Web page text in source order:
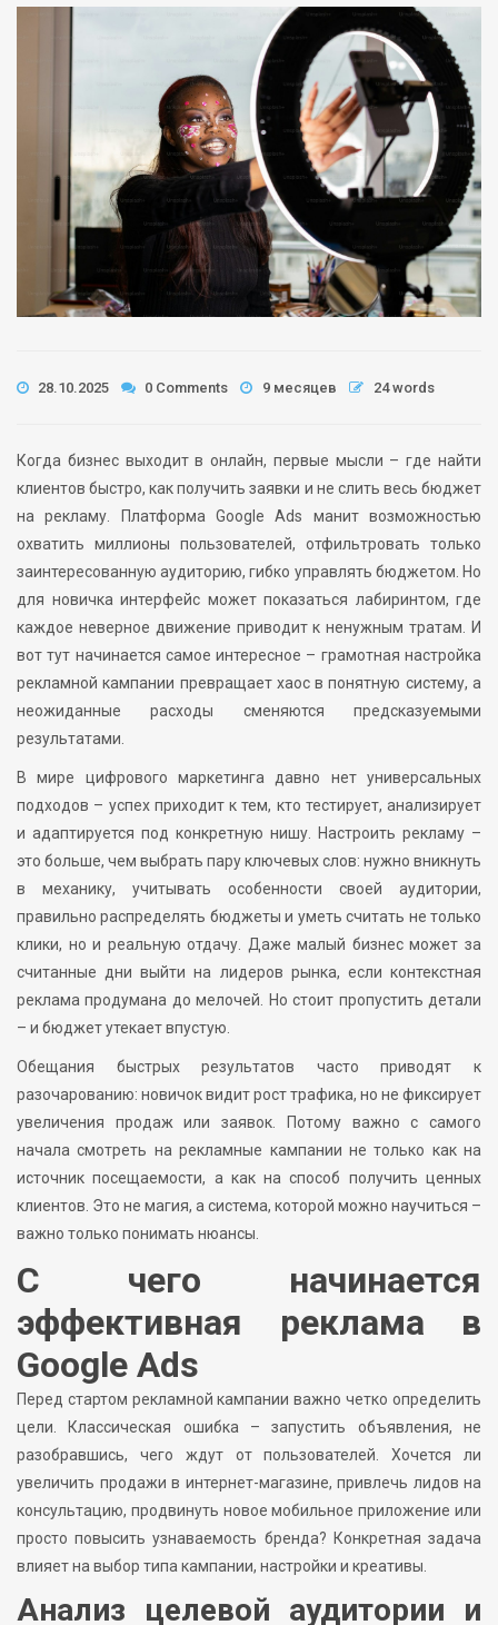
28.10.2025 0 Comments 9 месяцев 24 words
Когда бизнес выходит в онлайн, первые мысли – где найти
клиентов быстро, как получить заявки и не слить весь бюджет
на рекламу. Платформа Google Ads манит возможностью
охватить миллионы пользователей, отфильтровать только
заинтересованную аудиторию, гибко управлять бюджетом. Но
для новичка интерфейс может показаться лабиринтом, где
каждое неверное движение приводит к ненужным тратам. И
вот тут начинается самое интересное – грамотная настройка
рекламной кампании превращает хаос в понятную систему, а
неожиданные расходы сменяются предсказуемыми
результатами.
В мире цифрового маркетинга давно нет универсальных
подходов – успех приходит к тем, кто тестирует, анализирует
и адаптируется под конкретную нишу. Настроить рекламу –
это больше, чем выбрать пару ключевых слов: нужно вникнуть
в механику, учитывать особенности своей аудитории,
правильно распределять бюджеты и уметь считать не только
клики, но и реальную отдачу. Даже малый бизнес может за
считанные дни выйти на лидеров рынка, если контекстная
реклама продумана до мелочей. Но стоит пропустить детали
– и бюджет утекает впустую.
Обещания быстрых результатов часто приводят к
разочарованию: новичок видит рост трафика, но не фиксирует
увеличения продаж или заявок. Потому важно с самого
начала смотреть на рекламные кампании не только как на
источник посещаемости, а как на способ получить ценных
клиентов. Это не магия, а система, которой можно научиться –
важно только понимать нюансы.
С чего начинается
эффективная реклама в
Google Ads
Перед стартом рекламной кампании важно четко определить
цели. Классическая ошибка – запустить объявления, не
разобравшись, чего ждут от пользователей. Хочется ли
увеличить продажи в интернет-магазине, привлечь лидов на
консультацию, продвинуть новое мобильное приложение или
просто повысить узнаваемость бренда? Конкретная задача
влияет на выбор типа кампании, настройки и креативы.
Анализ целевой аудитории и